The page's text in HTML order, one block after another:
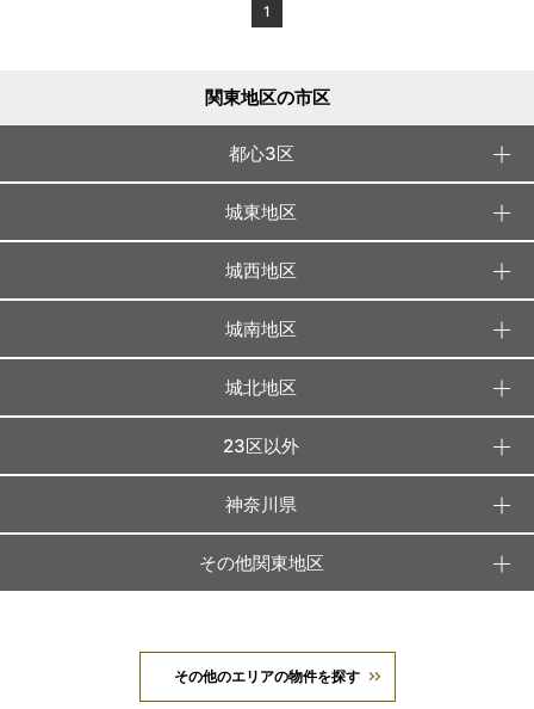
1
関東地区の市区
都心3区
城東地区
城西地区
城南地区
城北地区
23区以外
神奈川県
その他関東地区
その他のエリアの物件を探す